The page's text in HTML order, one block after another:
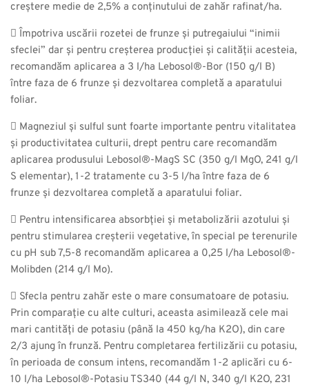
creștere medie de 2,5% a conținutului de zahăr rafinat/ha.
 Împotriva uscării rozetei de frunze și putregaiului “inimii
sfeclei” dar și pentru creșterea producției și calității acesteia,
recomandăm aplicarea a 3 l/ha Lebosol®-Bor (150 g/l B)
între faza de 6 frunze și dezvoltarea completă a aparatului
foliar.
 Magneziul și sulful sunt foarte importante pentru vitalitatea
și productivitatea culturii, drept pentru care recomandăm
aplicarea produsului Lebosol®-MagS SC (350 g/l MgO, 241 g/l
S elementar), 1-2 tratamente cu 3-5 l/ha între faza de 6
frunze și dezvoltarea completă a aparatului foliar.
 Pentru intensificarea absorbției și metabolizării azotului și
pentru stimularea creșterii vegetative, în special pe terenurile
cu pH sub 7,5-8 recomandăm aplicarea a 0,25 l/ha Lebosol®-
Molibden (214 g/l Mo).
 Sfecla pentru zahăr este o mare consumatoare de potasiu.
Prin comparație cu alte culturi, aceasta asimilează cele mai
mari cantități de potasiu (până la 450 kg/ha K2O), din care
2/3 ajung în frunză. Pentru completarea fertilizării cu potasiu,
în perioada de consum intens, recomandăm 1-2 aplicări cu 6-
10 l/ha Lebosol®-Potasiu TS340 (44 g/l N, 340 g/l K2O, 231